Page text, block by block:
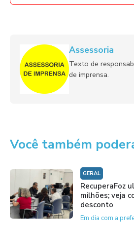
Assessoria
Texto de
de imprensa.
Você também
GERAL
RecuperaFoz
milhões; veja
desconto
Em dia com a